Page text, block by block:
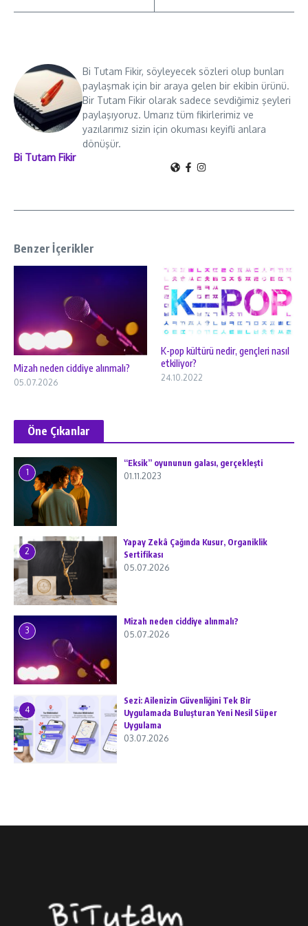
Bi Tutam Fikir
Bi Tutam Fikir, söyleyecek sözleri olup bunları
paylaşmak için bir araya gelen bir ekibin ürünü.
Bir Tutam Fikir olarak sadece sevdiğimiz şeyleri
paylaşıyoruz. Umarız tüm fikirlerimiz ve
yazılarımız sizin için okuması keyifli anlara
dönüşür.
Benzer İçerikler
Mizah neden ciddiye alınmalı?
05.07.2026
K-pop kültürü nedir, gençleri nasıl
etkiliyor?
24.10.2022
Öne Çıkanlar
1
“Eksik” oyununun galası, gerçekleşti
01.11.2023
2
Yapay Zekâ Çağında Kusur, Organiklik
Sertifikası
05.07.2026
3
Mizah neden ciddiye alınmalı?
05.07.2026
4
Sezi: Ailenizin Güvenliğini Tek Bir
Uygulamada Buluşturan Yeni Nesil Süper
Uygulama
03.07.2026